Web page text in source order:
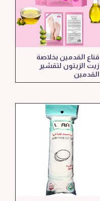
قناع القدمين بخلاصة
زيت الزيتون لتقشير
القدمين